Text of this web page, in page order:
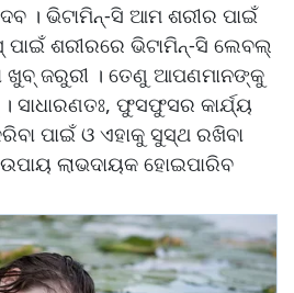
। ଭିଟାମିନ୍-ସି ଆମ ଶରୀର ପାଇଁ
ଶରୀରରେ ଭିଟାମିନ୍-ସି ଲେବଲ୍
ଜରୁରୀ । ତେଣୁ ଆପଣମାନଙ୍କୁ
ସାଧାରଣତଃ, ଫୁସଫୁସର କାର୍ଯ୍ୟ
ପାଇଁ ଓ ଏହାକୁ ସୁସ୍ଥ ରଖିବା
ଲାଭଦାୟକ ହୋଇପାରିବ